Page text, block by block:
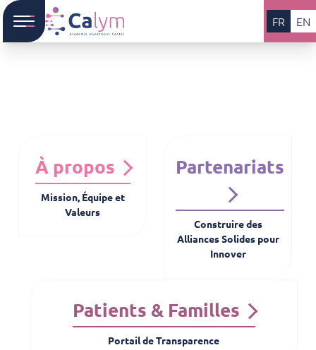
FR EN
À propos
Mission, Équipe et
Valeurs
Partenariats
Construire des
Alliances Solides pour
Innover
Patients & Familles
Portail de Transparence